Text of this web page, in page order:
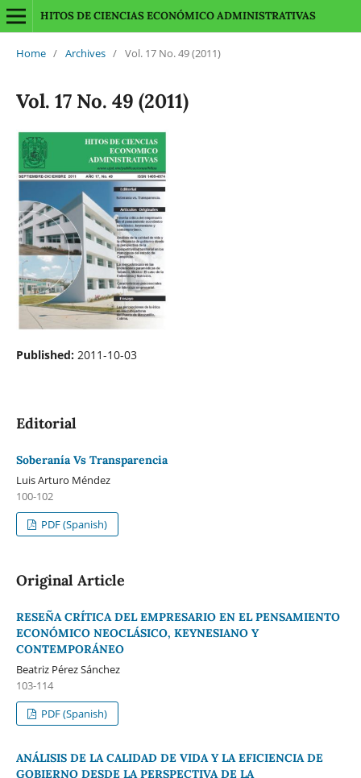
HITOS DE CIENCIAS ECONÓMICO ADMINISTRATIVAS
Home / Archives / Vol. 17 No. 49 (2011)
Vol. 17 No. 49 (2011)
Published: 2011-10-03
Editorial
Soberanía Vs Transparencia
Luis Arturo Méndez
100-102
PDF (Spanish)
Original Article
RESEÑA CRÍTICA DEL EMPRESARIO EN EL PENSAMIENTO
ECONÓMICO NEOCLÁSICO, KEYNESIANO Y
CONTEMPORÁNEO
Beatriz Pérez Sánchez
103-114
PDF (Spanish)
ANÁLISIS DE LA CALIDAD DE VIDA Y LA EFICIENCIA DE
GOBIERNO DESDE LA PERSPECTIVA DE LA